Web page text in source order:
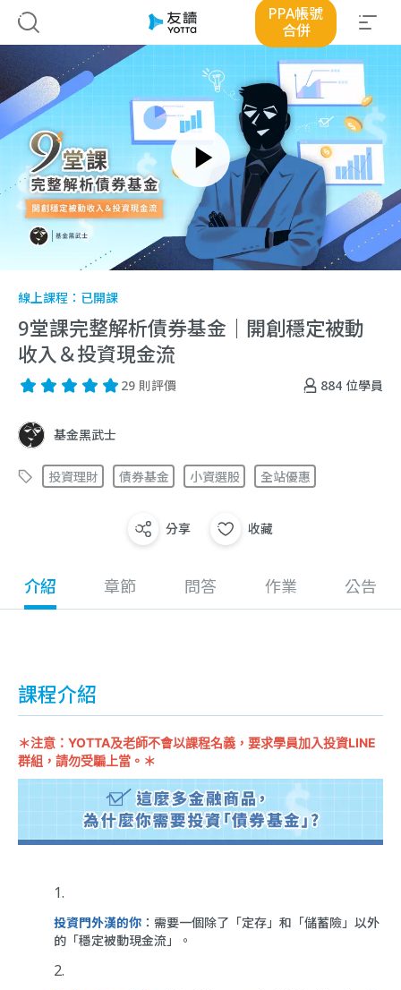
PPA帳號
合併
線上課程： 已開課
9堂課完整解析債券基金｜開創穩定被動
收入＆投資現金流
884 位學員
29 則評價
基金黑武士
投資理財 債券基金 小資選股 全站優惠
分享 收藏
介紹 章節 問答 作業 公告
課程介紹
＊注意：YOTTA及老師不會以課程名義，要求學員加入投資LINE
群組，請勿受騙上當。＊
投資門外漢的你 ：需要一個除了「定存」和「儲蓄險」以外
的「穩定被動現金流」。